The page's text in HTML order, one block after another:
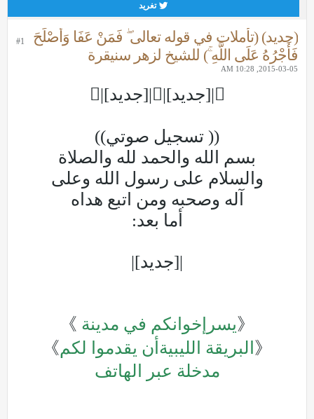
تغريد
#1
(جديد) (تأملات في قوله تعالى ۖ فَمَنْ عَفَا وَأَصْلَحَ
فَأَجْرُهُ عَلَى اللَّهِ ۚ) للشيخ لزهر سنيقرة
2015-03-05, 10:28 AM
|[جديد]||[جديد]|
(( تسجيل صوتي))
بسم الله والحمد لله والصلاة
والسلام على رسول الله وعلى
آله وصحبه ومن اتبع هداه
أما بعد:
|[جديد]|
《يسرإخوانكم في مدينة 》
《 البريقة الليبيةأن يقدموا لكم》
مدخلة عبر الهاتف